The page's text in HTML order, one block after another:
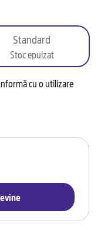
Standard
Stoc epuizat
cu o utilizare